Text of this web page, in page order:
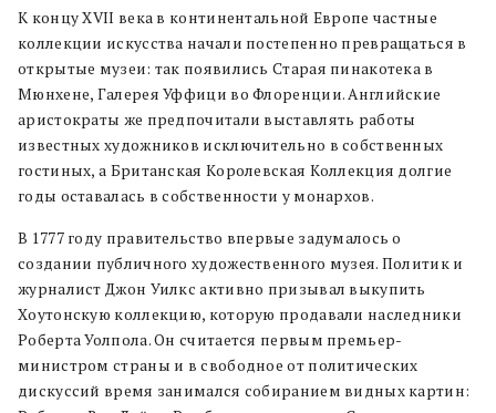
К концу XVII века в континентальной Европе частные
коллекции искусства начали постепенно превращаться в
открытые музеи: так появились Старая пинакотека в
Мюнхене, Галерея Уффици во Флоренции. Английские
аристократы же предпочитали выставлять работы
известных художников исключительно в собственных
гостиных, а Британская Королевская Коллекция долгие
годы оставалась в собственности у монархов.
В 1777 году правительство впервые задумалось о
создании публичного художественного музея. Политик и
журналист Джон Уилкс активно призывал выкупить
Хоутонскую коллекцию, которую продавали наследники
Роберта Уолпола. Он считается первым премьер-
министром страны и в свободное от политических
дискуссий время занимался собиранием видных картин: